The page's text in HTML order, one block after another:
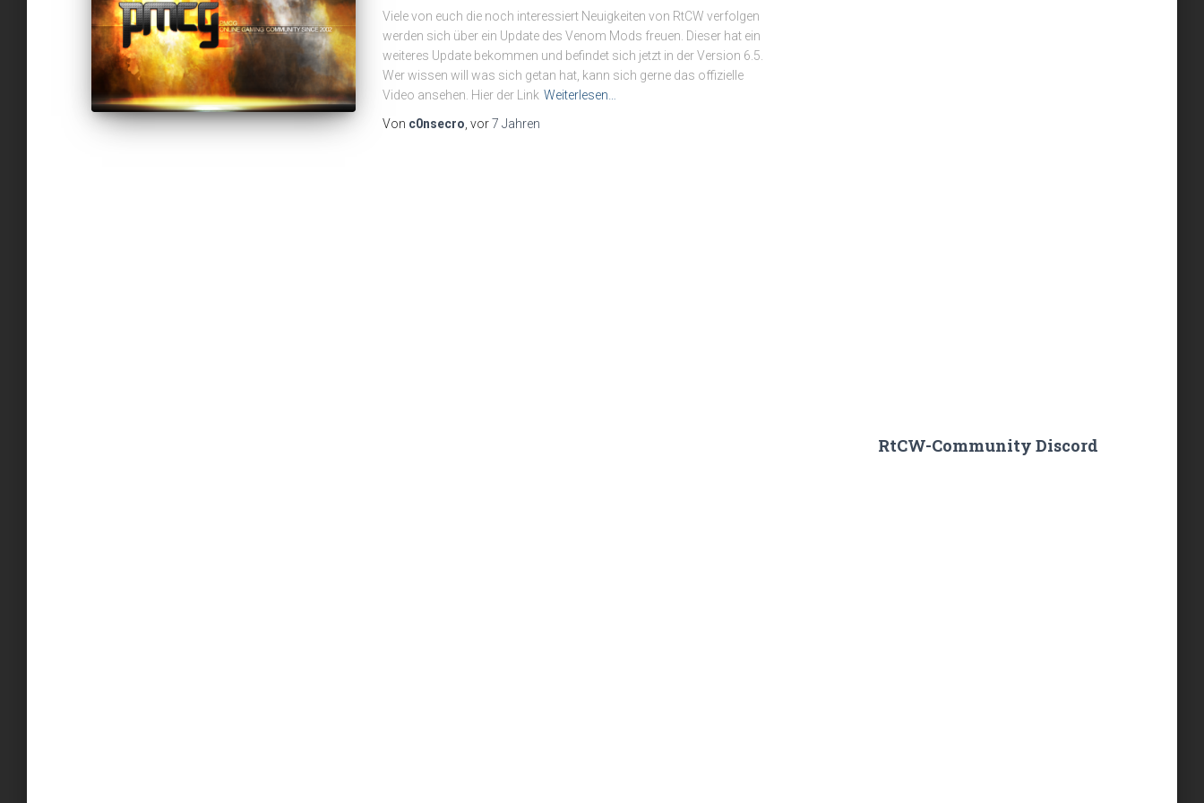
Viele von euch die noch interessiert Neuigkeiten von RtCW verfolgen
werden sich über ein Update des Venom Mods freuen. Dieser hat ein
weiteres Update bekommen und befindet sich jetzt in der Version 6.5.
Wer wissen will was sich getan hat, kann sich gerne das offizielle
Video ansehen. Hier der Link Weiterlesen…
Von c0nsecro , vor7 Jahren
RtCW-Community Discord